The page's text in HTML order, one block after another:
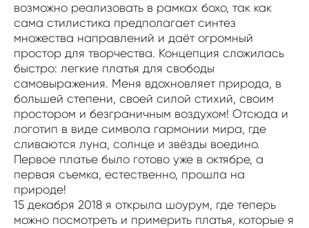
возможно реализовать в рамках бохо, так как
сама стилистика предполагает синтез
множества направлений и даёт огромный
простор для творчества. Концепция сложилась
быстро: легкие платья для свободы
самовыражения. Меня вдохновляет природа, в
большей степени, своей силой стихий, своим
простором и безграничным воздухом! Отсюда и
логотип в виде символа гармонии мира, где
сливаются луна, солнце и звёзды воедино.
Первое платье было готово уже в октябре, а
первая съемка, естественно, прошла на
природе!
15 декабря 2018 я открыла шоурум, где теперь
можно посмотреть и примерить платья, которые я